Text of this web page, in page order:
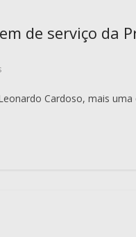
de serviço da
Cardoso, mais